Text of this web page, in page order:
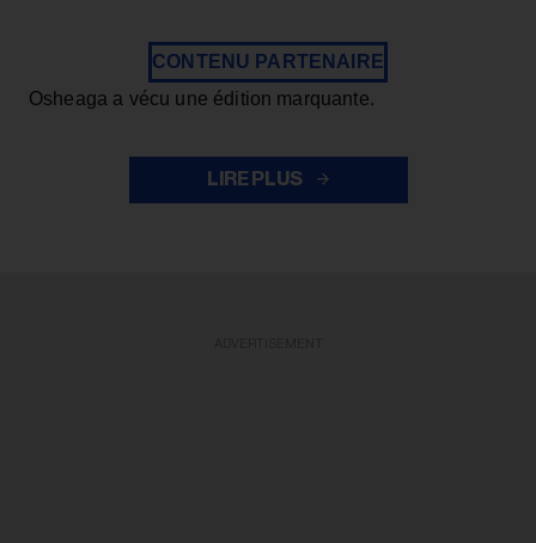
CONTENU PARTENAIRE
Osheaga a vécu une édition marquante.
LIRE PLUS